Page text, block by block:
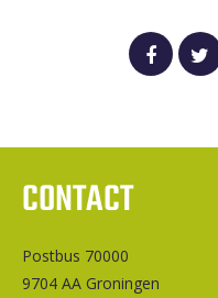
CONTACT
Postbus 70000
9704 AA Groningen